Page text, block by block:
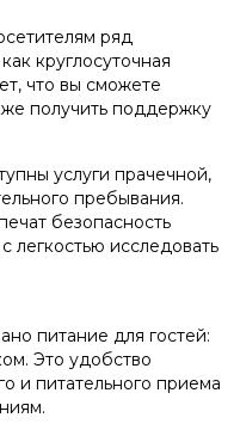
ряд
круглосуточная
что вы сможете
получить поддержку
услуги прачечной,
пребывания.
безопасность
легкостью исследовать
питание для гостей:
Это удобство
и питательного приема